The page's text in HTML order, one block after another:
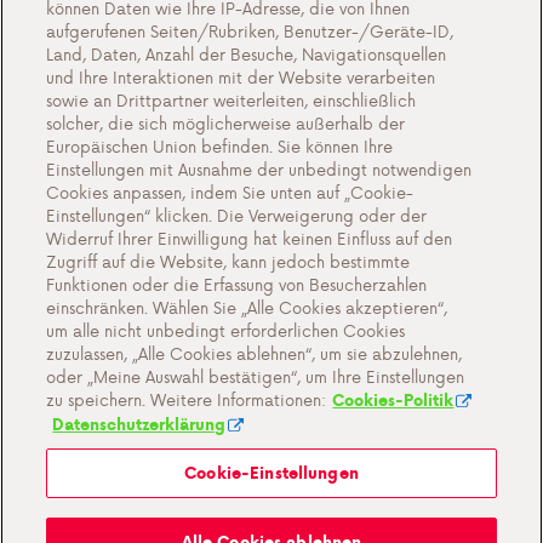
Veranstaltungen
Arbeiten bei Antargaz
Kontakt
Cookie-Einstellungen
Wichtige Dokumente und Allgemeine
Geschaftsbedingungen
Datenschutz- und Cookie-Richtlinien
Mein Antargaz
können Daten wie Ihre IP-Adresse, die von Ihnen
aufgerufenen Seiten/Rubriken, Benutzer-/Geräte-ID,
Land, Daten, Anzahl der Besuche, Navigationsquellen
und Ihre Interaktionen mit der Website verarbeiten
sowie an Drittpartner weiterleiten, einschließlich
solcher, die sich möglicherweise außerhalb der
Europäischen Union befinden. Sie können Ihre
Einstellungen mit Ausnahme der unbedingt notwendigen
Cookies anpassen, indem Sie unten auf „Cookie-
Einstellungen“ klicken. Die Verweigerung oder der
Widerruf Ihrer Einwilligung hat keinen Einfluss auf den
Zugriff auf die Website, kann jedoch bestimmte
Funktionen oder die Erfassung von Besucherzahlen
einschränken. Wählen Sie „Alle Cookies akzeptieren“,
um alle nicht unbedingt erforderlichen Cookies
zuzulassen, „Alle Cookies ablehnen“, um sie abzulehnen,
oder „Meine Auswahl bestätigen“, um Ihre Einstellungen
zu speichern. Weitere Informationen: Cookies-Politik
Datenschutzerklärung
Cookie-Einstellungen